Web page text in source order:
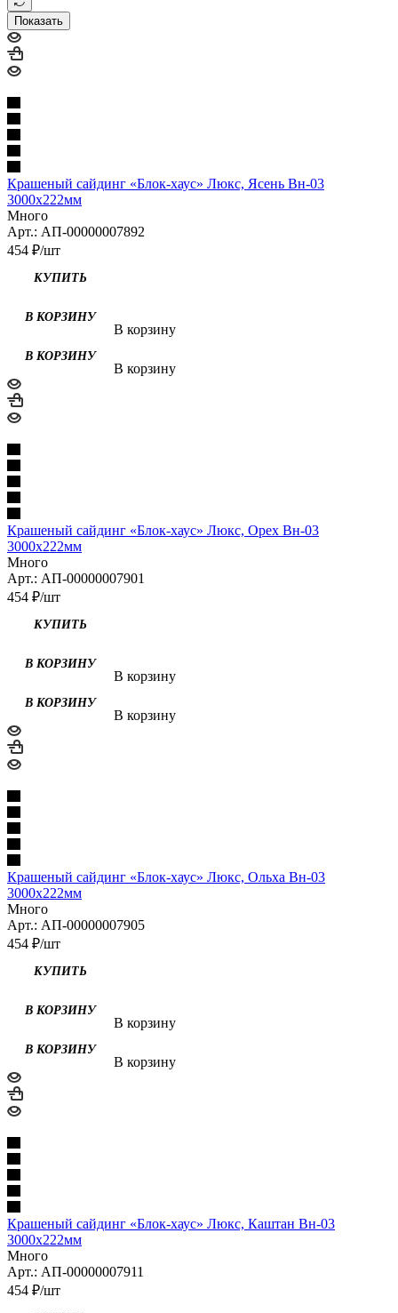
Показать
Крашеный сайдинг «Блок-хаус» Люкс, Ясень Вн-03
3000х222мм
Много
Арт.: АП-00000007892
454 ₽/шт
КУПИТЬ
В корзину
В корзину
Крашеный сайдинг «Блок-хаус» Люкс, Орех Вн-03
3000х222мм
Много
Арт.: АП-00000007901
454 ₽/шт
В корзину
В корзину
Крашеный сайдинг «Блок-хаус» Люкс, Ольха Вн-03
3000х222мм
Много
Арт.: АП-00000007905
454 ₽/шт
В корзину
В корзину
Крашеный сайдинг «Блок-хаус» Люкс, Каштан Вн-03
3000х222мм
Много
Арт.: АП-00000007911
454 ₽/шт